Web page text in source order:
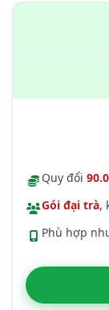
Quy đổi
Gói đại trà,
Phù hợp